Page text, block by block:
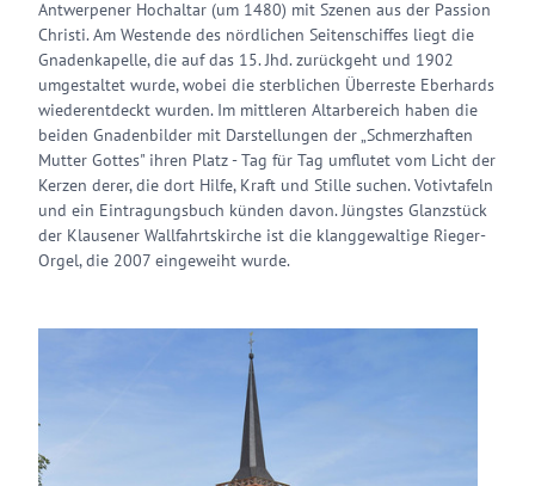
Antwerpener Hochaltar (um 1480) mit Szenen aus der Passion
Christi. Am Westende des nördlichen Seitenschiffes liegt die
Gnadenkapelle, die auf das 15. Jhd. zurückgeht und 1902
umgestaltet wurde, wobei die sterblichen Überreste Eberhards
wiederentdeckt wurden. Im mittleren Altarbereich haben die
beiden Gnadenbilder mit Darstellungen der „Schmerzhaften
Mutter Gottes" ihren Platz - Tag für Tag umflutet vom Licht der
Kerzen derer, die dort Hilfe, Kraft und Stille suchen. Votivtafeln
und ein Eintragungsbuch künden davon. Jüngstes Glanzstück
der Klausener Wallfahrtskirche ist die klanggewaltige Rieger-
Orgel, die 2007 eingeweiht wurde.